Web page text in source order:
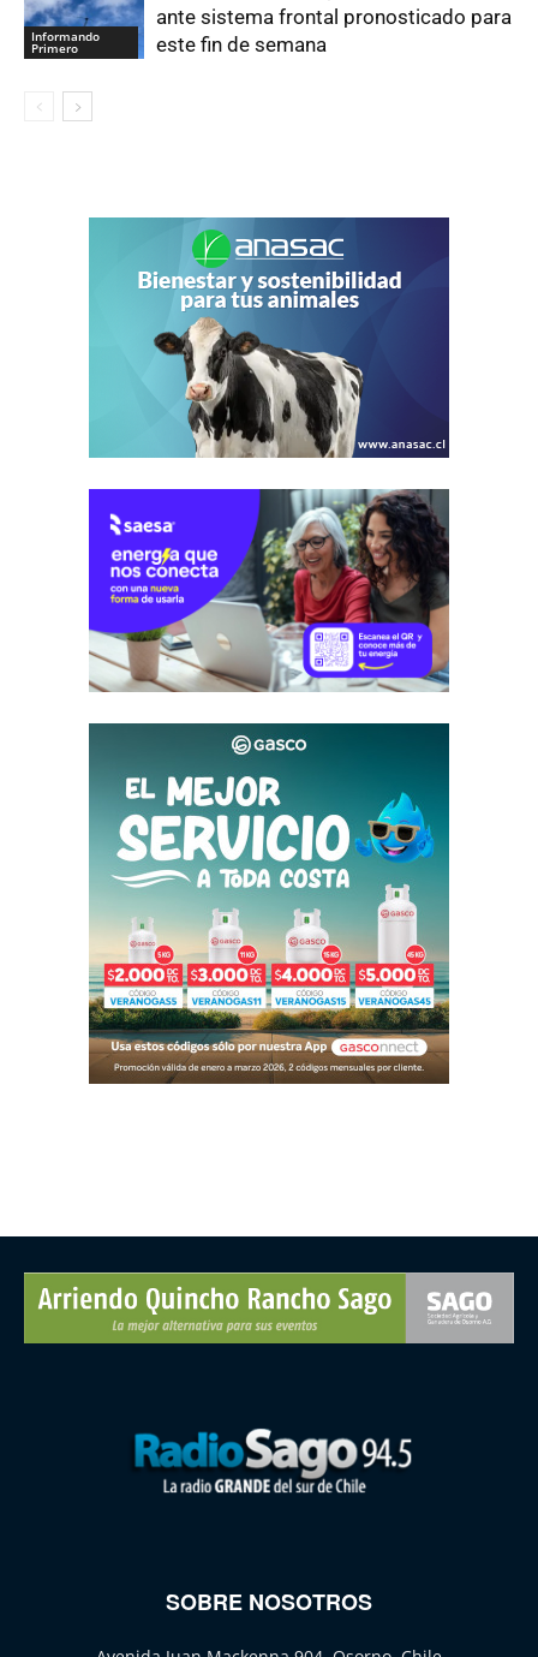
Informando
Primero
ante sistema frontal pronosticado para
este fin de semana
SOBRE NOSOTROS